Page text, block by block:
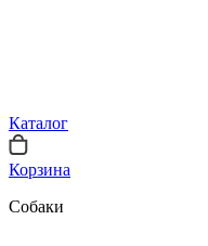
Каталог
Корзина
Собаки